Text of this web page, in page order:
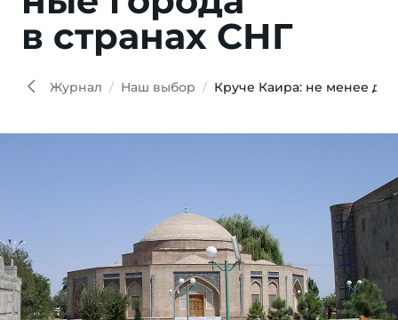
в стра­нах СНГ
Журнал Наш выбор Круче Каира: не менее